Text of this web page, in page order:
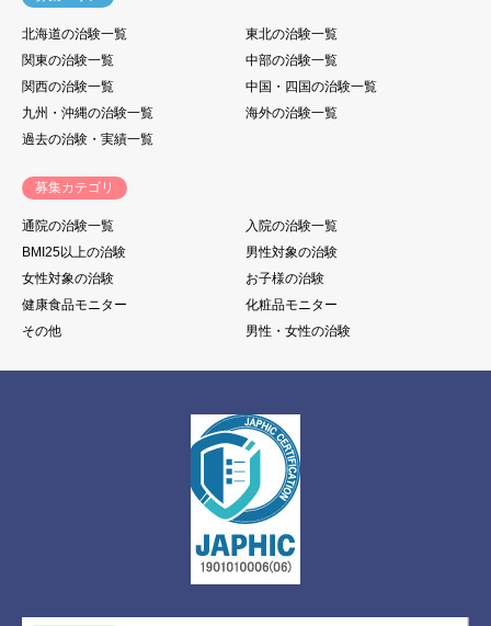
北海道の治験一覧
東北の治験一覧
関東の治験一覧
中部の治験一覧
関西の治験一覧
中国・四国の治験一覧
九州・沖縄の治験一覧
海外の治験一覧
過去の治験・実績一覧
募集カテゴリ
通院の治験一覧
入院の治験一覧
BMI25以上の治験
男性対象の治験
女性対象の治験
お子様の治験
健康食品モニター
化粧品モニター
その他
男性・女性の治験